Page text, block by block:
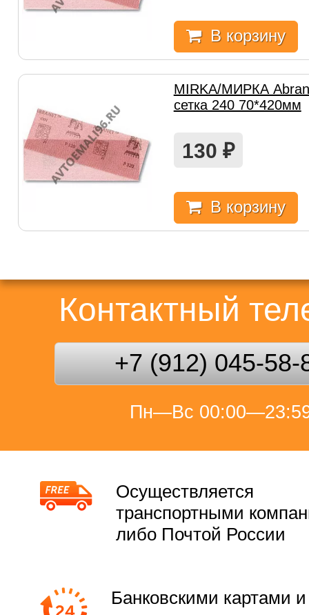
В корзину
MIRKA/МИРКА
сетка 240 70*420мм
130 ₽
В корзину
Контактный
+7 (912) 045-58-
Пн—Вс
Осуществляется
транспортными
либо Почтой России
Банковскими картами и